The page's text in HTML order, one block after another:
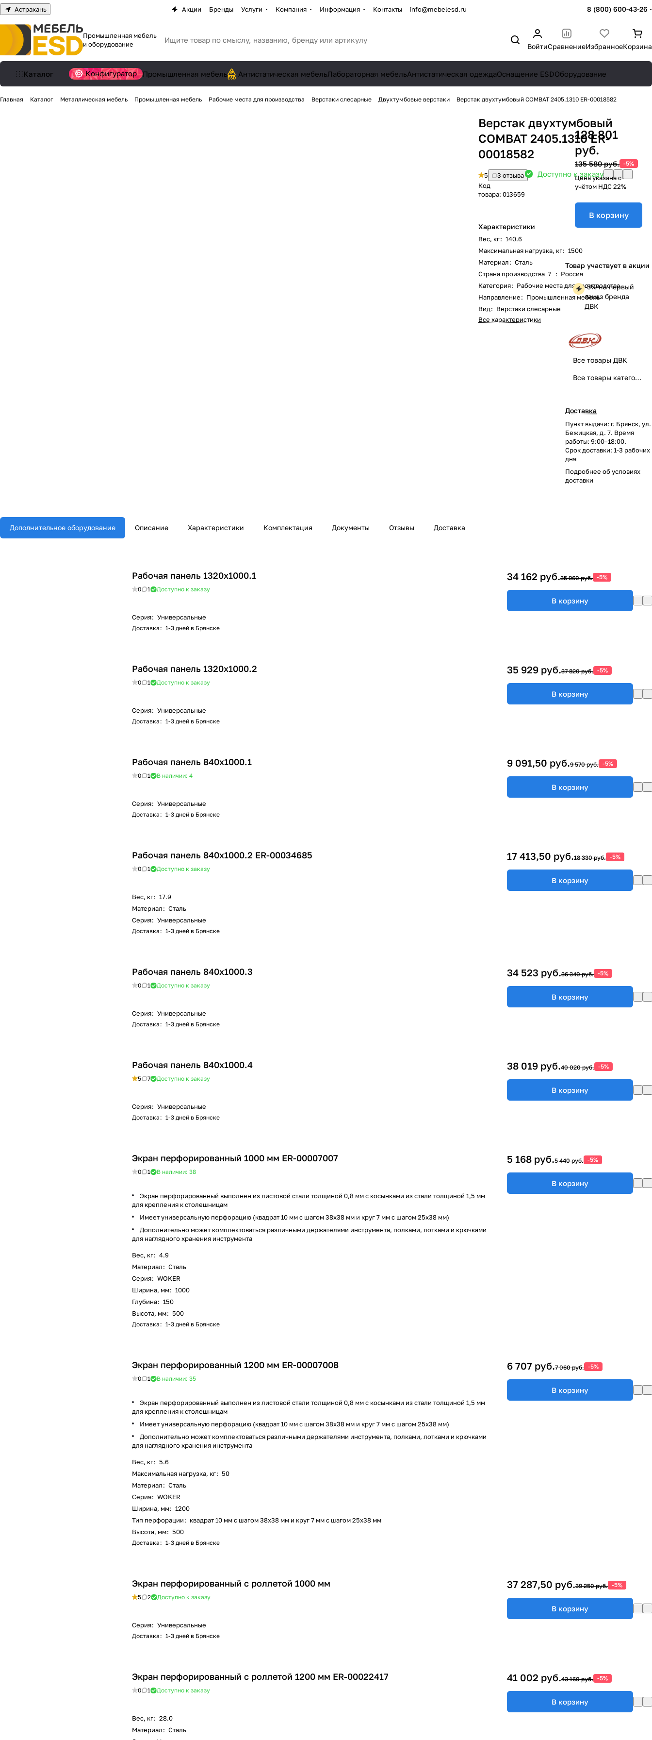
Астрахань Акции Бренды Услуги Компания Информация Контакты info@mebelesd.ru 8 (800) 600-43-26
Промышленная мебель
и оборудование
ВойтиСравнениеИзбранноеКорзина
Каталог Конфигуратор Промышленная мебель Антистатическая мебельЛабораторная мебельАнтистатическая одеждаОснащение ESDОборудование
Главная Каталог Металлическая мебель Промышленная мебель Рабочие места для производства Верстаки слесарные Двухтумбовые верстаки Верстак двухтумбовый COMBAT 2405.1310 ER-00018582
Верстак двухтумбовый
COMBAT 2405.1310 ER-
00018582
5
3 отзыва
Код
товара: 013659
Доступно к заказу
Характеристики
Вес, кг: 140.6
Максимальная нагрузка, кг: 1500
Материал: Сталь
Страна производства ? : Россия
Категория: Рабочие места для производства
Направление: Промышленная мебель
Вид: Верстаки слесарные
Все характеристики
128 801
руб.
135 580 руб. -5%
Цена указана с
учётом НДС 22%
В корзину
Товар участвует в акции
-5% на первый
заказ бренда
ДВК
Все товары ДВК
Все товары категории
Доставка
Пункт выдачи: г. Брянск, ул.
Бежицкая, д. 7. Время
работы: 9:00–18:00.
Срок доставки: 1-3 рабочих
дня
Подробнее обусловиях
доставки
Дополнительное оборудование Описание Характеристики Комплектация Документы Отзывы Доставка
Рабочая панель 1320х1000.1
0 1 Доступно к заказу
Серия: Универсальные
Доставка : 1-3 дней в Брянске
34 162 руб.35 960 руб. -5%
В корзину
Рабочая панель 1320х1000.2
0 1 Доступно к заказу
Серия: Универсальные
Доставка : 1-3 дней в Брянске
35 929 руб.37 820 руб. -5%
В корзину
Рабочая панель 840х1000.1
0 1 В наличии: 4
Серия: Универсальные
Доставка : 1-3 дней в Брянске
9 091,50 руб.9 570 руб. -5%
В корзину
Рабочая панель 840х1000.2 ER-00034685
0 1 Доступно к заказу
Вес, кг: 17.9
Материал: Сталь
Серия: Универсальные
Доставка : 1-3 дней в Брянске
17 413,50 руб.18 330 руб. -5%
В корзину
Рабочая панель 840х1000.3
0 1 Доступно к заказу
Серия: Универсальные
Доставка : 1-3 дней в Брянске
34 523 руб.36 340 руб. -5%
В корзину
Рабочая панель 840х1000.4
5 7 Доступно к заказу
Серия: Универсальные
Доставка : 1-3 дней в Брянске
38 019 руб.40 020 руб. -5%
В корзину
Экран перфорированный 1000 мм ER-00007007
0 1 В наличии: 38
Экран перфорированный выполнен из листовой стали толщиной 0,8 мм с косынками из стали толщиной 1,5 мм
для крепления к столешницам
Имеет универсальную перфорацию (квадрат 10 мм c шагом 38х38 мм и круг 7 мм с шагом 25х38 мм)
Дополнительно может комплектоваться различными держателями инструмента, полками, лотками и крючками
для наглядного хранения инструмента
Вес, кг: 4.9
Материал: Сталь
Серия: WOKER
Ширина, мм: 1000
Глубина: 150
Высота, мм: 500
Доставка : 1-3 дней в Брянске
5 168 руб.5 440 руб. -5%
В корзину
Экран перфорированный 1200 мм ER-00007008
0 1 В наличии: 35
Экран перфорированный выполнен из листовой стали толщиной 0,8 мм с косынками из стали толщиной 1,5 мм
для крепления к столешницам
Имеет универсальную перфорацию (квадрат 10 мм c шагом 38х38 мм и круг 7 мм с шагом 25х38 мм)
Дополнительно может комплектоваться различными держателями инструмента, полками, лотками и крючками
для наглядного хранения инструмента
Вес, кг: 5.6
Максимальная нагрузка, кг: 50
Материал: Сталь
Серия: WOKER
Ширина, мм: 1200
Тип перфорации: квадрат 10 мм c шагом 38х38 мм и круг 7 мм с шагом 25х38 мм
Высота, мм: 500
Доставка : 1-3 дней в Брянске
6 707 руб.7 060 руб. -5%
В корзину
Экран перфорированный с роллетой 1000 мм
5 2 Доступно к заказу
Серия: Универсальные
Доставка : 1-3 дней в Брянске
37 287,50 руб.39 250 руб. -5%
В корзину
Экран перфорированный с роллетой 1200 мм ER-00022417
0 1 Доступно к заказу
Вес, кг: 28.0
Материал: Сталь
41 002 руб.43 160 руб. -5%
В корзину